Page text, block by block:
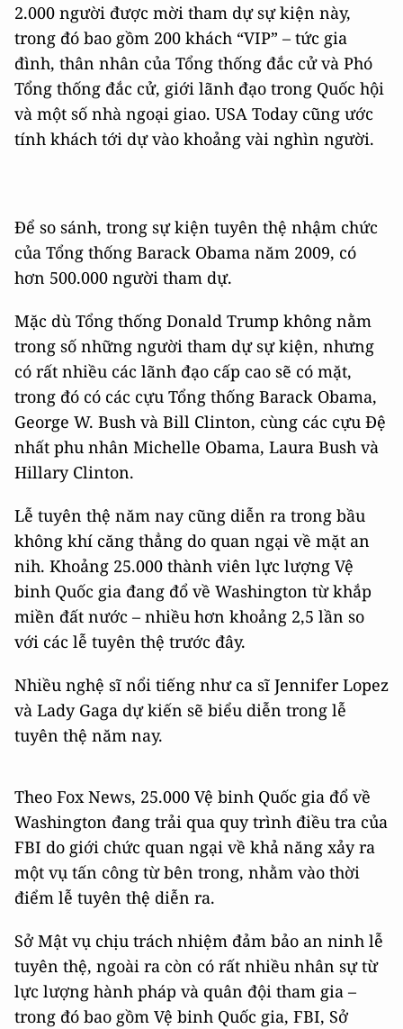
2.000 người được mời tham dự sự kiện này,
trong đó bao gồm 200 khách “VIP” – tức gia
đình, thân nhân của Tổng thống đắc cử và Phó
Tổng thống đắc cử, giới lãnh đạo trong Quốc hội
và một số nhà ngoại giao. USA Today cũng ước
tính khách tới dự vào khoảng vài nghìn người.
Để so sánh, trong sự kiện tuyên thệ nhậm chức
của Tổng thống Barack Obama năm 2009, có
hơn 500.000 người tham dự.
Mặc dù Tổng thống Donald Trump không nằm
trong số những người tham dự sự kiện, nhưng
có rất nhiều các lãnh đạo cấp cao sẽ có mặt,
trong đó có các cựu Tổng thống Barack Obama,
George W. Bush và Bill Clinton, cùng các cựu Đệ
nhất phu nhân Michelle Obama, Laura Bush và
Hillary Clinton.
Lễ tuyên thệ năm nay cũng diễn ra trong bầu
không khí căng thẳng do quan ngại về mặt an
nih. Khoảng 25.000 thành viên lực lượng Vệ
binh Quốc gia đang đổ về Washington từ khắp
miền đất nước – nhiều hơn khoảng 2,5 lần so
với các lễ tuyên thệ trước đây.
Nhiều nghệ sĩ nổi tiếng như ca sĩ Jennifer Lopez
và Lady Gaga dự kiến sẽ biểu diễn trong lễ
tuyên thệ năm nay.
Theo Fox News, 25.000 Vệ binh Quốc gia đổ về
Washington đang trải qua quy trình điều tra của
FBI do giới chức quan ngại về khả năng xảy ra
một vụ tấn công từ bên trong, nhằm vào thời
điểm lễ tuyên thệ diễn ra.
Sở Mật vụ chịu trách nhiệm đảm bảo an ninh lễ
tuyên thệ, ngoài ra còn có rất nhiều nhân sự từ
lực lượng hành pháp và quân đội tham gia –
trong đó bao gồm Vệ binh Quốc gia, FBI, Sở